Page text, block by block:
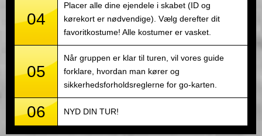
04
Placer alle dine ejendele i skabet (ID og
kørekort er nødvendige). Vælg derefter dit
favoritkostume! Alle kostumer er vasket.
05
Når gruppen er klar til turen, vil vores guide
forklare, hvordan man kører og
sikkerhedsforholdsreglerne for go-karten.
06 NYD DIN TUR!